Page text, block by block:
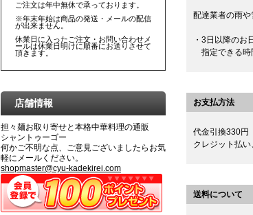
配達業者の雨や
・3日以降のお
指定できる時
お支払方法
代金引換330円
クレジット払い
送料について
ご注文は年中無休で承っております。
※年末年始は商品の発送・メールの配信
が出来ません。
休業日に入ったご注文・お問い合わせメ
ールは休業日明けに順番にお送りさせて
頂きます。
店舗情報
担々麺お取り寄せと本格中華料理の通販
シャントゥーゴー
何かご不明な点、ご意見ございましたらお気
軽にメールください。
shopmaster@cyu-kadekirei.com